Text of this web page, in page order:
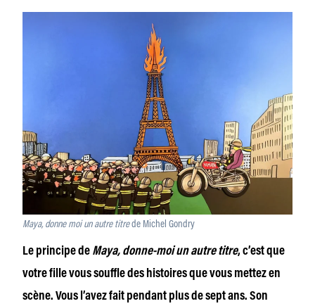
Maya, donne moi un autre titrede Michel Gondry
Le principe de Maya, donne-moi un autre titre, c’est que
votre fille vous souffle des histoires que vous mettez en
scène. Vous l’avez fait pendant plus de sept ans. Son